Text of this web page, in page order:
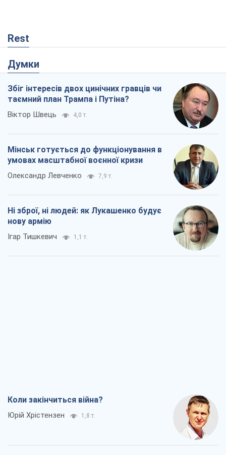
Rest
Думки
Збіг інтересів двох цинічних гравців чи
таємний план Трампа і Путіна?
Віктор Швець 4,0 т.
Мінськ готується до функціонування в
умовах масштабної воєнної кризи
Олександр Левченко 7,9 т.
Ні зброї, ні людей: як Лукашенко будує
нову армію
Ігар Тишкевич 1,1 т.
Коли закінчиться війна?
Юрій Хрістензен 1,8 т.